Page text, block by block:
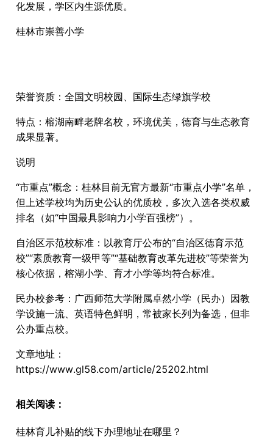
化发展，学区内生源优质。
桂林市崇善小学
荣誉资质：全国文明校园、国际生态绿旗学校
特点：榕湖南畔老牌名校，环境优美，德育与生态教育
成果显著。
说明
“市重点”概念：桂林目前无官方最新“市重点小学”名单，
但上述学校均为历史公认的优质校，多次入选各类权威
排名（如“中国最具影响力小学百强榜”）。
自治区示范校标准：以教育厅公布的“自治区德育示范
校”“素质教育一级甲等”“基础教育改革先进校”等荣誉为
核心依据，榕湖小学、育才小学等均符合标准。
民办校参考：广西师范大学附属卓然小学（民办）因教
学设施一流、英语特色鲜明，常被家长列为备选，但非
公办重点校。
文章地址：
https://www.gl58.com/article/25202.html
相关阅读：
桂林育儿补贴的线下办理地址在哪里？